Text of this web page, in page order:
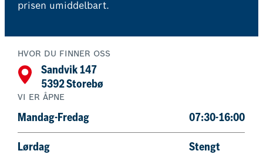
prisen umiddelbart.
HVOR DU FINNER OSS
Sandvik 147
5392 Storebø
VI ER ÅPNE
Mandag-Fredag 07:30-16:00
Lørdag Stengt